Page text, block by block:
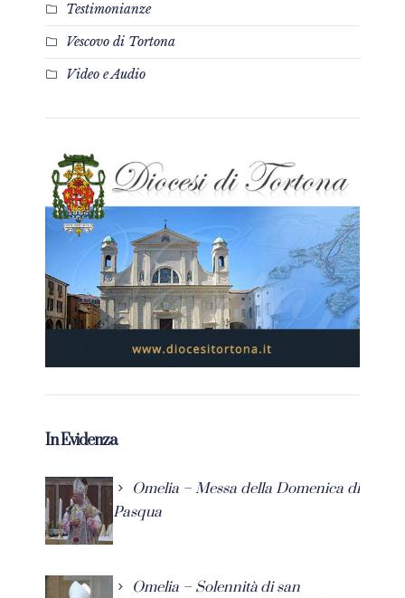
Testimonianze
Vescovo di Tortona
Video e Audio
In Evidenza
Omelia – Messa della Domenica di
Pasqua
Omelia – Solennità di san